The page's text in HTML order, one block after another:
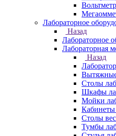
Лабораторное
Назад
Лабораторное
Лабораторная
Назад
Столы
Шкафы
Мойки
Столы
Тумбы